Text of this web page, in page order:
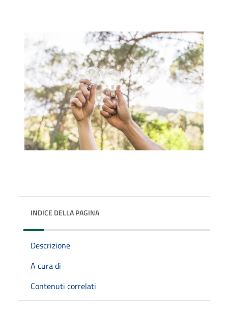
INDICE DELLA PAGINA
Descrizione
A cura di
Contenuti correlati